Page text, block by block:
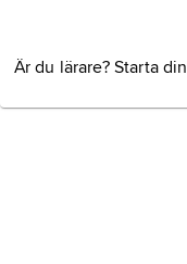
Är du lärare? Starta